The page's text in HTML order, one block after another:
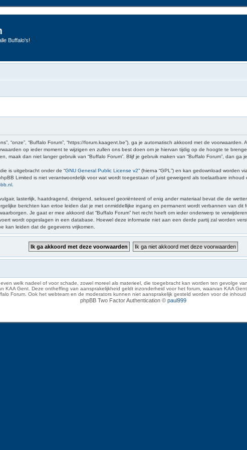
Buffalo's!
“onze”, “Buffalo Forum”, “https://forum.kaagent.be”), ga je automatisch akkoord met de
op ieder moment te wijzigen en zullen ons best doen om je hiervan tijdig op de hoogte te
maak dan niet langer gebruik van “Buffalo Forum”. Blijf je gebruik maken van “Buffalo Forum”, dan ga
is uitgebracht onder de “GNU General Public License v2” (hierna “GPL”) en kan gedownload worden via
Limited is niet verantwoordelijk voor wat wordt toegestaan of juist geweigerd als toelaatbare
lasterlijk, haatdragend, dreigend, seksueel georiënteerd of enig ander materiaal bevat die de
berichten kan ertoe leiden dat je met onmiddellijke ingang en permanent wordt verbannen van dit
Je gaat er mee akkoord dat “Buffalo Forum” het recht heeft om ieder onderwerp te
wordt opgeslagen in een database. Hoewel deze informatie niet aan een derde partij zal worden
kan leiden dat de gegevens vrijkomen.
welk nadeel of voor schade, zowel moreel als materieel, die toegebracht kan worden ten gevolge
Gent. Deze ontheffing van aansprakelijkheid geldt inzonderheid voor het forum, waarvan KAA
Forum. Ook het webteam en de moderators kunnen niet aansprakelijk gesteld worden voor de inhoud
phpBB Two Factor Authentication © paul999